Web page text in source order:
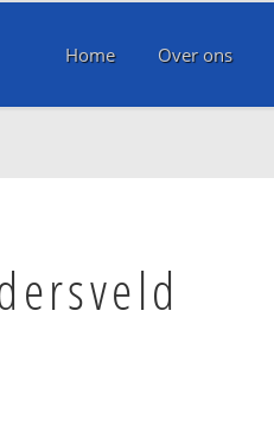
Home Over ons